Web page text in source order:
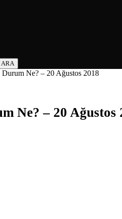
Ne? – 20 Ağustos 2018
Ne? – 20 Ağustos